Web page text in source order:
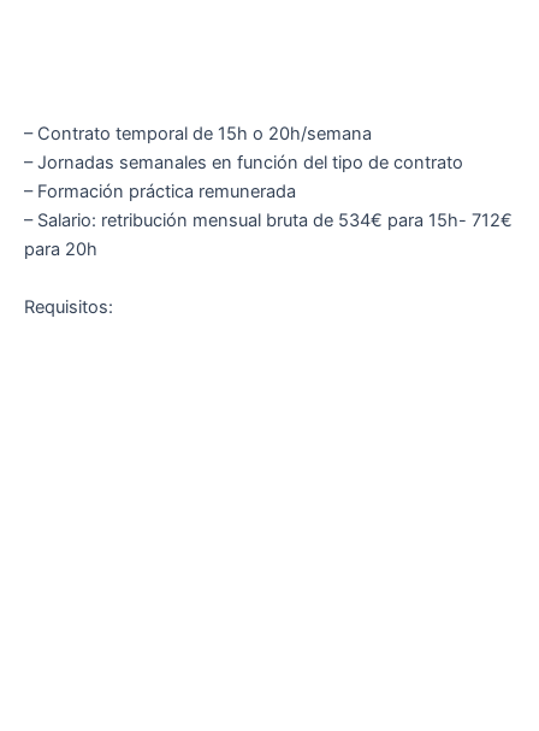
– Contrato temporal de 15h o 20h/semana
– Jornadas semanales en función del tipo de contrato
– Formación práctica remunerada
– Salario: retribución mensual bruta de 534€ para 15h- 712€
para 20h
Requisitos: